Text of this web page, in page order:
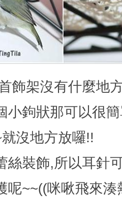
飾架沒有什麼地
小鉤狀那可以很
沒地方放囉!!
絲裝飾,所以耳針
呢~~((咪啾飛來湊